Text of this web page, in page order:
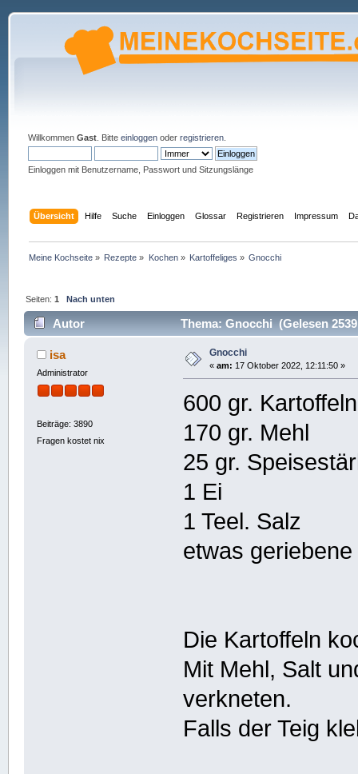
Willkommen Gast. Bitte einloggenoder registrieren.
Einloggen mit Benutzername, Passwort und Sitzungslänge
Übersicht Hilfe Suche Einloggen Glossar Registrieren Impressum
Meine Kochseite » Rezepte » Kochen» Kartoffeliges » Gnocchi
Seiten:1 Nach unten
Autor Thema: Gnocchi (Gelesen
isa
Administrator
Beiträge: 3890
Fragen kostet nix
Gnocchi
« am: 17 Oktober 2022, 12:11:50 »
600 gr.
170 gr. Mehl
25 gr.
1 Ei
1 Teel. Salz
etwas
Die Kartoffeln
Mit Mehl, Salt
verkneten.
Falls der Teig